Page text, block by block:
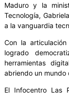
Maduro y la
Tecnología,
a la vanguardia
Con la
logrado
herramientas
abriendo un
El Infocentro Las